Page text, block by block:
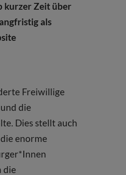
kurzer Zeit über
als
Freiwillige
die
Dies stellt auch
enorme
die